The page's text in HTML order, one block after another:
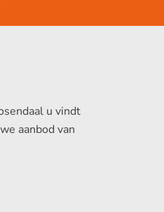
u vindt
aanbod van